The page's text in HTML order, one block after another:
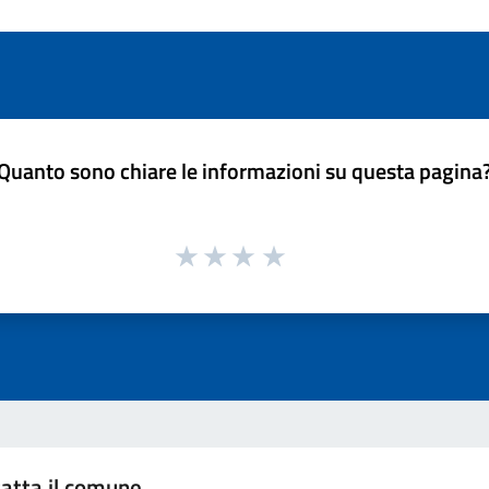
sono chiare le informazioni su questa